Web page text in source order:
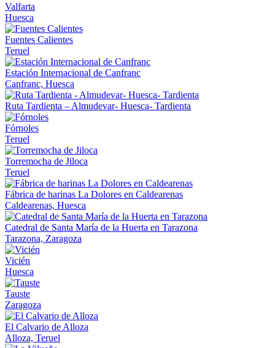
Valfarta
Huesca
Fuentes Calientes
Teruel
Estación Internacional de Canfranc
Canfranc, Huesca
Ruta Tardienta – Almudevar- Huesca- Tardienta
Fórnoles
Teruel
Torremocha de Jiloca
Teruel
Fábrica de harinas La Dolores en Caldearenas
Caldearenas, Huesca
Catedral de Santa María de la Huerta en Tarazona
Tarazona, Zaragoza
Vicién
Huesca
Tauste
Zaragoza
El Calvario de Alloza
Alloza, Teruel